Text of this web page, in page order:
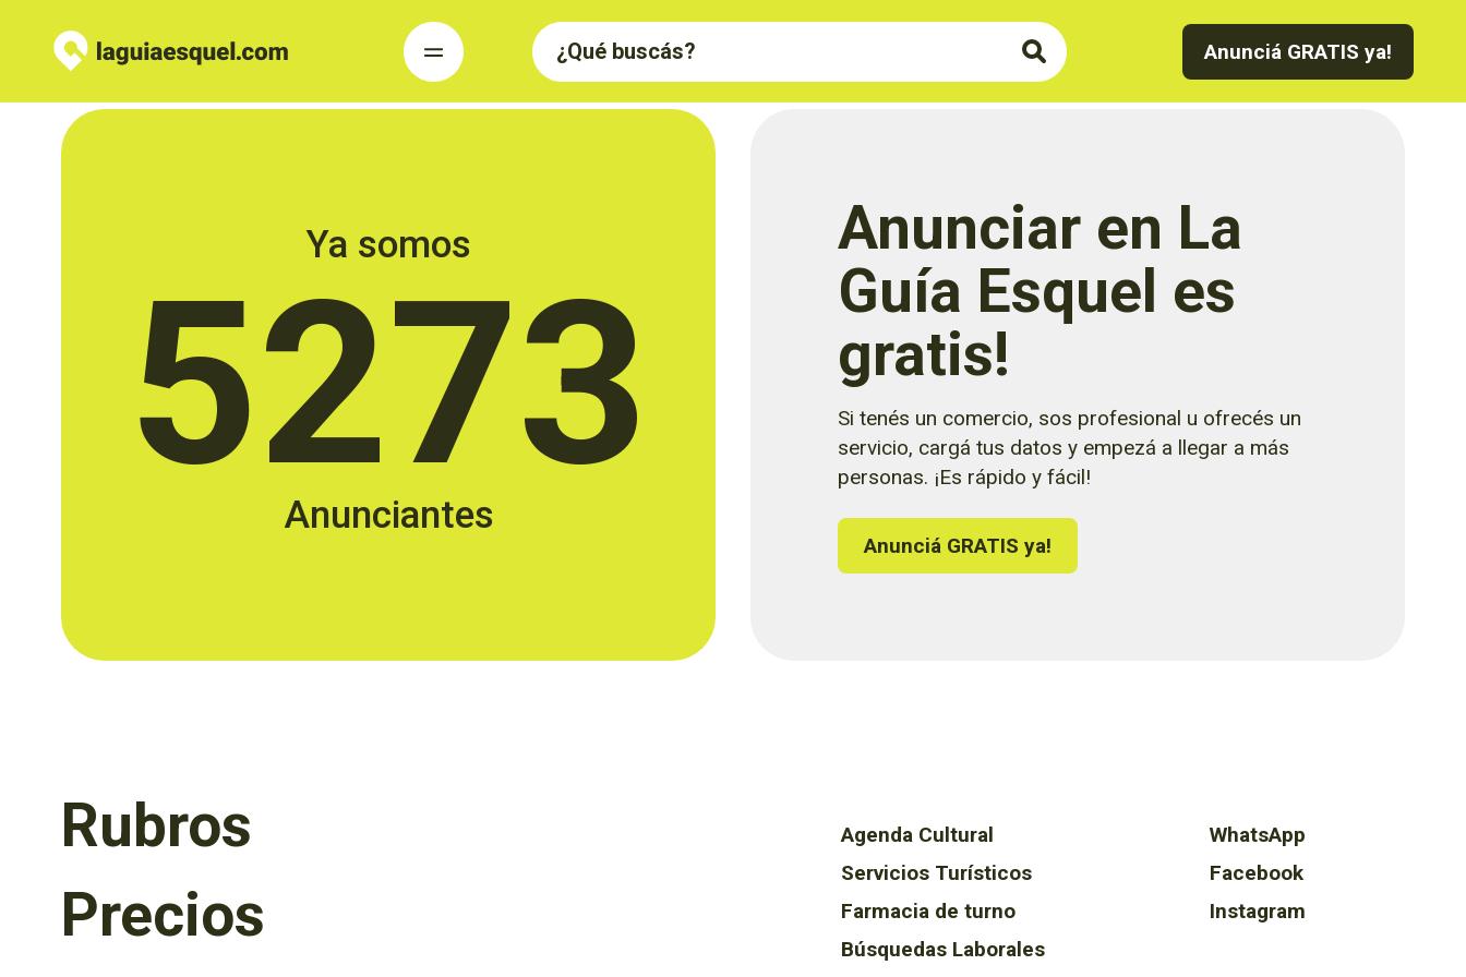
Anunciá GRATIS ya!
Ya somos
5273
Anunciantes
Anunciar en La
Guía Esquel es
gratis!
Si tenés un comercio, sos profesional u ofrecés un
servicio, cargá tus datos y empezá a llegar a más
personas. ¡Es rápido y fácil!
Anunciá GRATIS ya!
Rubros
Precios
Agenda Cultural
Servicios Turísticos
Farmacia de turno
Búsquedas Laborales
WhatsApp
Facebook
Instagram